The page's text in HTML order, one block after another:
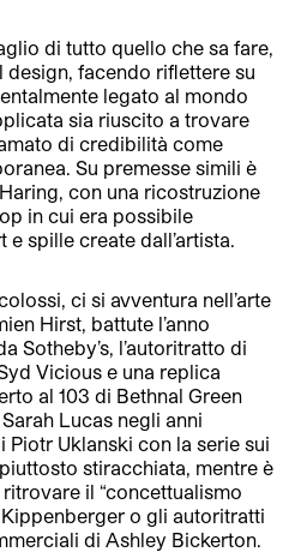
di tutto quello che sa fare,
facendo riflettere su
legato al mondo
sia riuscito a trovare
di credibilità come
Su premesse simili è
con una ricostruzione
in cui era possibile
spille create dall’artista.
ci si avventura nell’arte
Hirst, battute l’anno
Sotheby’s, l’autoritratto di
Vicious e una replica
al 103 di Bethnal Green
Lucas negli anni
Piotr Uklanski con la serie sui
stiracchiata, mentre è
il “concettualismo
o gli autoritratti
di Ashley Bickerton.